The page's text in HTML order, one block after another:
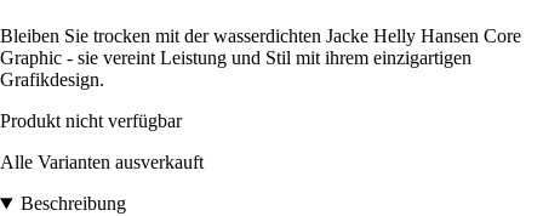
Bleiben Sie trocken mit der wasserdichten Jacke Helly Hansen Core
Graphic - sie vereint Leistung und Stil mit ihrem einzigartigen
Grafikdesign.
Produkt nicht verfügbar
Alle Varianten ausverkauft
Beschreibung